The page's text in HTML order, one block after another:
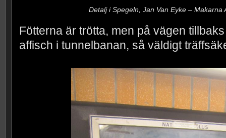
Detalj i Spegeln, Jan Van Eyke – Makarna
Fötterna är trötta, men på vägen
affisch i tunnelbanan, så väldigt